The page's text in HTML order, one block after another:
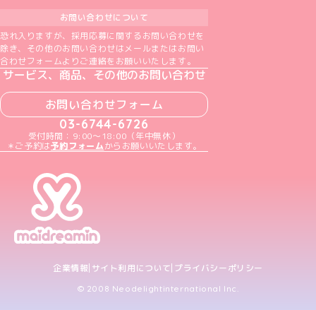
お問い合わせについて
恐れ入りますが、採用応募に関するお問い合わせを
除き、その他のお問い合わせはメールまたはお問い
合わせフォームよりご連絡をお願いいたします。
サービス、商品、その他のお問い合わせ
お問い合わせフォーム
03-6744-6726
受付時間：9:00～18:00（年中無休）
＊ご予約は予約フォームからお願いいたします。
企業情報 サイト利用について プライバシーポリシー
© 2008 Neodelightinternational Inc.